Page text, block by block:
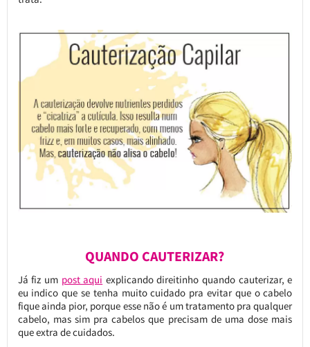
QUANDO CAUTERIZAR?
Já fiz um post aqui explicando direitinho quando cauterizar, e
eu indico que se tenha muito cuidado pra evitar que o cabelo
fique ainda pior, porque esse não é um tratamento pra qualquer
cabelo, mas sim pra cabelos que precisam de uma dose mais
que extra de cuidados.